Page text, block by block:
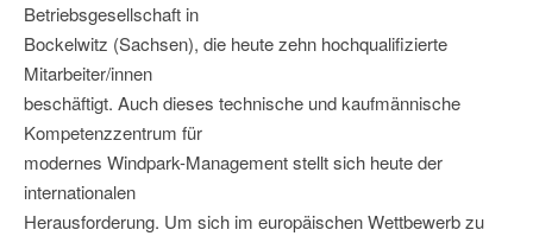
Betriebsgesellschaft in
Bockelwitz (Sachsen), die heute zehn hochqualifizierte
Mitarbeiter/innen
beschäftigt. Auch dieses technische und kaufmännische
Kompetenzzentrum für
modernes Windpark-Management stellt sich heute der
internationalen
Herausforderung. Um sich im europäischen Wettbewerb zu